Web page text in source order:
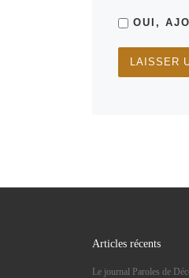
OUI,
Articles récents
Le journal Paroles de